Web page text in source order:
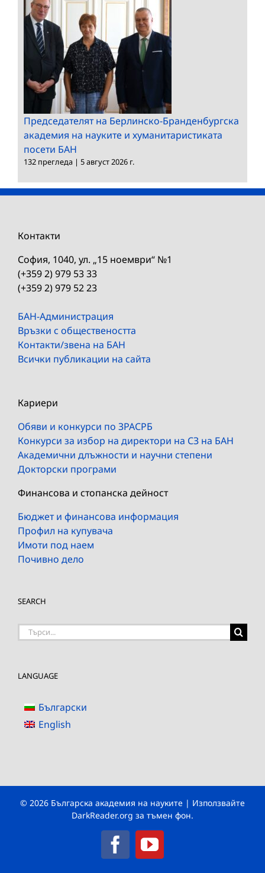
Председателят на Берлинско-Бранденбургска
академия на науките и хуманитаристиката
посети БАН
132 прегледа | 5 август 2026 г.
Контакти
София, 1040, ул. „15 ноември“ №1
(+359 2) 979 53 33
(+359 2) 979 52 23
БАН-Администрация
Връзки с обществеността
Контакти/звена на БАН
Всички публикации на сайта
Кариери
Обяви и конкурси по ЗРАСРБ
Конкурси за избор на директори на СЗ на БАН
Академични длъжности и научни степени
Докторски програми
Финансова и стопанска дейност
Бюджет и финансова информация
Профил на купувача
Имоти под наем
Почивно дело
SEARCH
Търсене
LANGUAGE
Български
English
© 2026 Българска академия на науките | Използвайте
DarkReader.org за тъмен фон.
FacebookYouTube